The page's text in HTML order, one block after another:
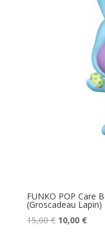
FUNKO POP Care
(Groscadeau Lapin)
15,00€ Le
10,00 €Le